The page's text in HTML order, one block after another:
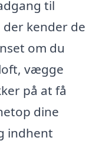
til
kender de
om du
vægge
på at få
dine
indhent